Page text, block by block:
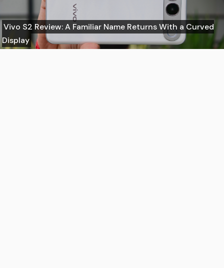
Vivo S2 Review: A Familiar Name Returns With a Curved
Display